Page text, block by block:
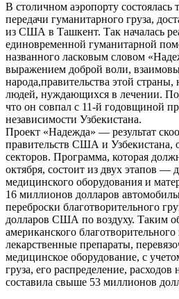
В столичном аэропорту состоялась
передачи гуманитарного груза,
из США в Ташкент. Так началась
единовременной гуманитарной
названного ласковым словом
выражением доброй воли,
народа,правительства этой
людей, нуждающихся в лечении.
что он совпал с 11-й годовщиной
независимости Узбекистана.
Проект «Надежда» — результат
правительств США и Узбекистана,
секторов. Программа, которая
октября, состоит из двух этапов —
медицинского оборудования и
16 миллионов долларов
переброски благотворительного
долларов США по воздуху. Таким
американского
лекарственные препараты,
медицинское оборудование, с
груза, его распределение,
составила свыше 53 миллионов